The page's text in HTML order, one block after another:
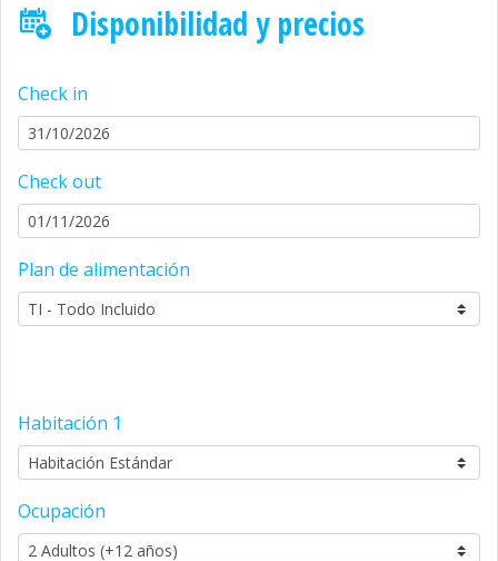
Disponibilidad y precios
Check in
Check out
Plan de alimentación
Habitación 1
Ocupación